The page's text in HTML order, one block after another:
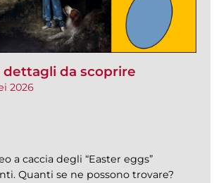
dettagli da scoprire
2026
a caccia degli “Easter eggs”
Quanti se ne possono trovare?